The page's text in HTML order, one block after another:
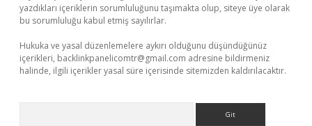
yazdıkları içeriklerin sorumluluğunu taşımakta olup, siteye üye olarak
bu sorumluluğu kabul etmiş sayılırlar.
Hukuka ve yasal düzenlemelere aykırı olduğunu düşündüğünüz
içerikleri, backlinkpanelicomtr@gmail.com adresine bildirmeniz
halinde, ilgili içerikler yasal süre içerisinde sitemizden kaldırılacaktır.